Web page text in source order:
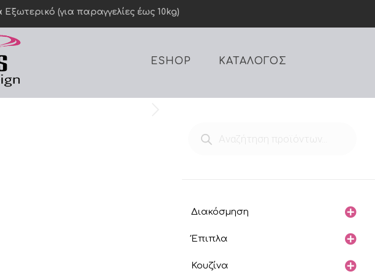
(για παραγγελίες έως 10kg)
ESHOP ΚΑΤΑΛΟΓΟΣ
search
Διακόσμηση
Έπιπλα
Κουζίνα